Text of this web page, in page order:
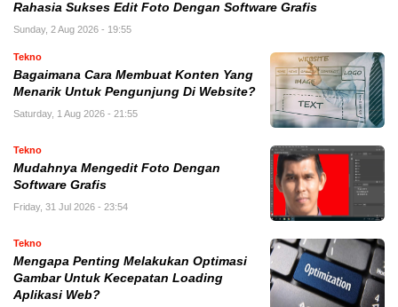
Rahasia Sukses Edit Foto Dengan Software Grafis
Sunday, 2 Aug 2026 - 19:55
Tekno
Bagaimana Cara Membuat Konten Yang
Menarik Untuk Pengunjung Di Website?
Saturday, 1 Aug 2026 - 21:55
Tekno
Mudahnya Mengedit Foto Dengan
Software Grafis
Friday, 31 Jul 2026 - 23:54
Tekno
Mengapa Penting Melakukan Optimasi
Gambar Untuk Kecepatan Loading
Aplikasi Web?